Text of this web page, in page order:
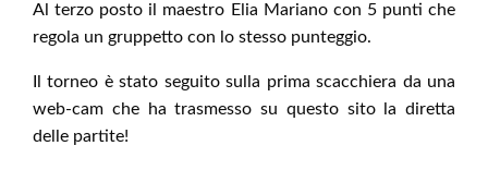
Al terzo posto il maestro Elia Mariano con 5 punti che
regola un gruppetto con lo stesso punteggio.
Il torneo è stato seguito sulla prima scacchiera da una
web-cam che ha trasmesso su questo sito la diretta
delle partite!